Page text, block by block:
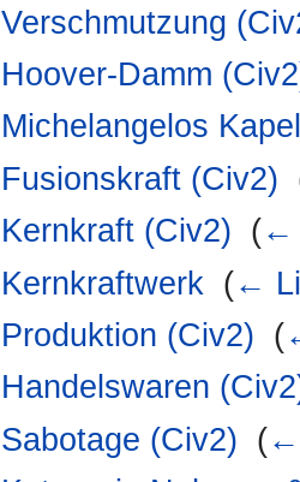
Verschmutzung
Hoover-Damm
Michelangelos
Fusionskraft (Civ2)
Kernkraft (Civ2) (←
Kernkraftwerk (←
Produktion (Civ2) (
Handelswaren
Sabotage (Civ2) (←